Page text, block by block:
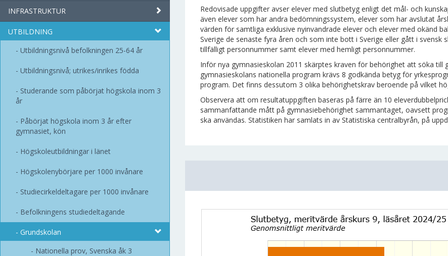
INFRASTRUKTUR
UTBILDNING
Utbildningsnivå befolkningen 25-64 år
Utbildningsnivå; utrikes/inrikes födda
Studerande som påbörjat högskola inom 3
år
Påbörjat högskola inom 3 år efter
gymnasiet, kön
Högskoleutbildningar i länet
Högskolenybörjare per 1000 invånare
Studiecirkeldeltagare per 1000 invånare
Befolkningens studiedeltagande
Grundskolan
Nationella prov, Svenska åk 3
Redovisade uppgifter avser elever med slutbetyg enligt det mål- och
även elever som har andra bedömningssystem, elever som har avslutat
värden för samtliga exklusive nyinvandrade elever och elever med okänd
Sverige de senaste fyra åren och som inte bott i Sverige eller gått i svensk
tillfälligt personnummer samt elever med hemligt personnummer.
Inför nya gymnasieskolan 2011 skärptes kraven för behörighet att söka
gymnasieskolans nationella program krävs 8 godkända betyg för
program. Det finns dessutom 3 olika behörighetskrav beroende på vilket
Observera att om resultatuppgiften baseras på färre än 10
sammanfattande mått på gymnasiebehörighet sammantaget, oavsett
ska användas. Statistiken har samlats in av Statistiska centralbyrån, på